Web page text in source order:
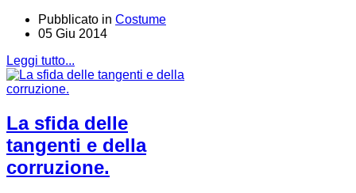
Pubblicato in Costume
05 Giu 2014
Leggi tutto...
La sfida delle
tangenti e della
corruzione.